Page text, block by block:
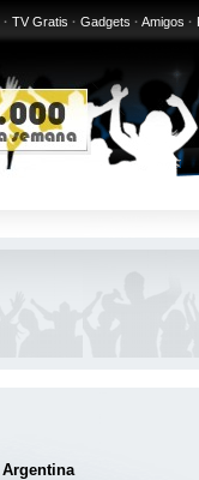
· TV Gratis · Gadgets · Amigos ·
Argentina